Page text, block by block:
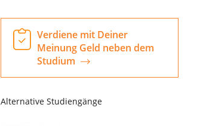
Verdiene mit Deiner
Meinung Geld neben dem
Studium
Alternative Studiengänge